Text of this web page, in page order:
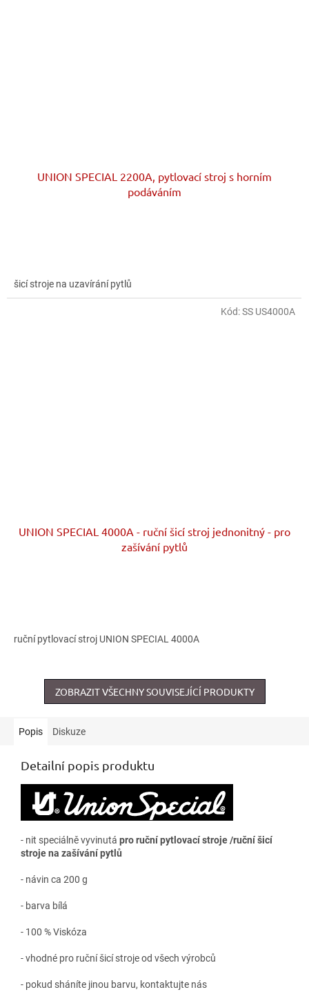
UNION SPECIAL 2200A, pytlovací stroj s horním
podáváním
šicí stroje na uzavírání pytlů
UNION SPECIAL 4000A - ruční šicí stroj jednonitný - pro
zašívání pytlů
ruční pytlovací stroj UNION SPECIAL 4000A
Kód:SS US4000A
ZOBRAZIT VŠECHNY SOUVISEJÍCÍ PRODUKTY
Popis Diskuze
Detailní popis produktu
- nit speciálně vyvinutá pro ruční pytlovací stroje /ruční šicí
stroje na zašívání pytlů
- návin ca 200 g
- barva bílá
- 100 % Viskóza
- vhodné pro ruční šicí stroje od všech výrobců
- pokud sháníte jinou barvu, kontaktujte nás